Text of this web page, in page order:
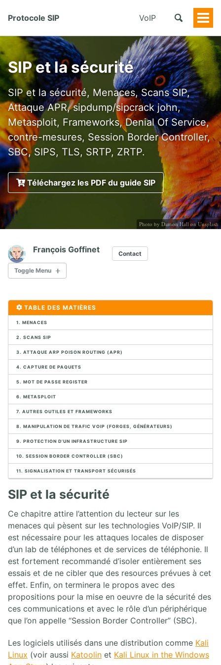
Protocole SIP VoIP
SIP et la sécurité
SIP et la sécurité, Menaces, Scans SIP,
Attaque APR, sipdump/sipcrack john,
Metasploit, Frameworks, Denial Of Service,
contre-mesures, Session Border Controller,
SBC, SIPS, TLS, SRTP, ZRTP.
Téléchargez les PDF du guide SIP
Photo by Damon Hall onUnsplash
François Goffinet Contact
Toggle Menu
2. Protocoles Multimédia
3. Marchés VoIP
4. Exercice de connexion SIP
5. Infrastructure VoIP
6. Migration VoIP
8. Aperçu des logiciels Open Source
9. Exemples de périphériques SIP
10. Exercices de mise en œuvre de l'infrastructure physique
2. CAPTURE ET ANALYSE DE PAQUETS AVEC WIRESHARK
1. Analyseurs de paquets
3. Placement de l'analyseur de paquet
4. Introduction à Wireshark
5. Menus de Wireshark
6. Capture de paquets
7. Travailler avec des captures Wireshark
8. Statistiques Wireshark
9. Analyse VoIP Wireshark
10. Wireshark en ligne de commande
3. PROTOCOLE SIP
1. Architecture SIP
2. Aperçu des opérations SIP
3. INVITE SIP UAC/UAS
5. SDP
6. Enregistrement REGISTER
7. Proxy SIP UDP
TABLE DES MATIÈRES
1. MENACES
2. SCANS SIP
3. ATTAQUE ARP POISON ROUTING (APR)
4. CAPTURE DE PAQUETS
5. MOT DE PASSE REGISTER
6. METASPLOIT
7. AUTRES OUTILES ET FRAMEWORKS
8. MANIPULATION DE TRAFIC VOIP (FORGES, GÉNÉRATEURS)
9. PROTECTION D’UN INFRASTRUCTURE SIP
10. SESSION BORDER CONTROLLER (SBC)
11. SIGNALISATION ET TRANSPORT SÉCURISÉS
SIP et la sécurité
Ce chapitre attire l’attention du lecteur sur les
menaces qui pèsent sur les technologies VoIP/SIP. Il
est nécessaire pour les attaques locales de disposer
d’un lab de téléphones et de services de téléphonie. Il
est fortement recommandé d’isoler entièrement ses
essais et de ne cibler que des resources prévues à cet
effet. Enfin, on terminera le propos avec des
propositions pour la mise en oeuvre de la sécurité des
ces communications et avec le rôle d’un périphérique
que l’on appelle “Session Border Controller” (SBC).
Les logiciels utilisés dans une distribution comme Kali
Linux (voir aussi Katoolin et Kali Linux in the Windows